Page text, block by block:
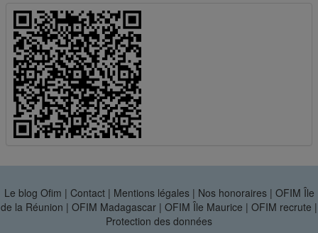
Le blog Ofim | Contact| Mentions légales| Nos honoraires| OFIM Île
de la Réunion | OFIM Madagascar | OFIM Île Maurice | OFIM recrute |
Protection des données